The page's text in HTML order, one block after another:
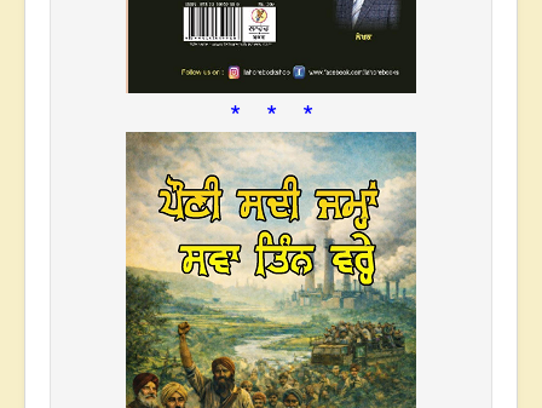
* * *